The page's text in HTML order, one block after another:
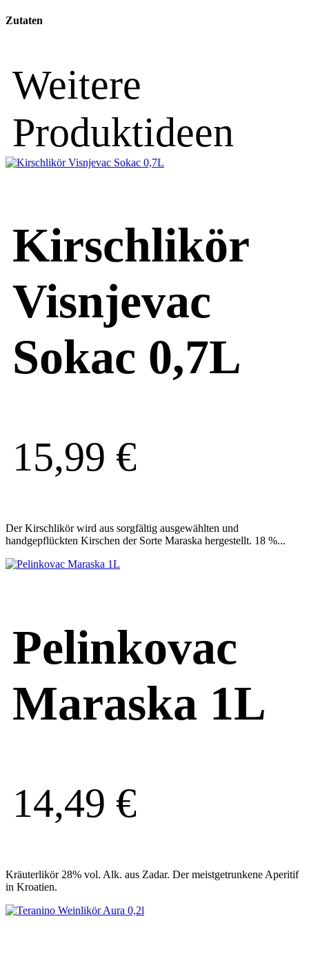
Zutaten
Weitere
Produktideen
Kirschlikör
Visnjevac
Sokac 0,7L
15,99 €
Der Kirschlikör wird aus sorgfältig ausgewählten und
handgepflückten Kirschen der Sorte Maraska hergestellt. 18 %...
Pelinkovac
Maraska 1L
14,49 €
Kräuterlikör 28% vol. Alk. aus Zadar. Der meistgetrunkene Aperitif
in Kroatien.